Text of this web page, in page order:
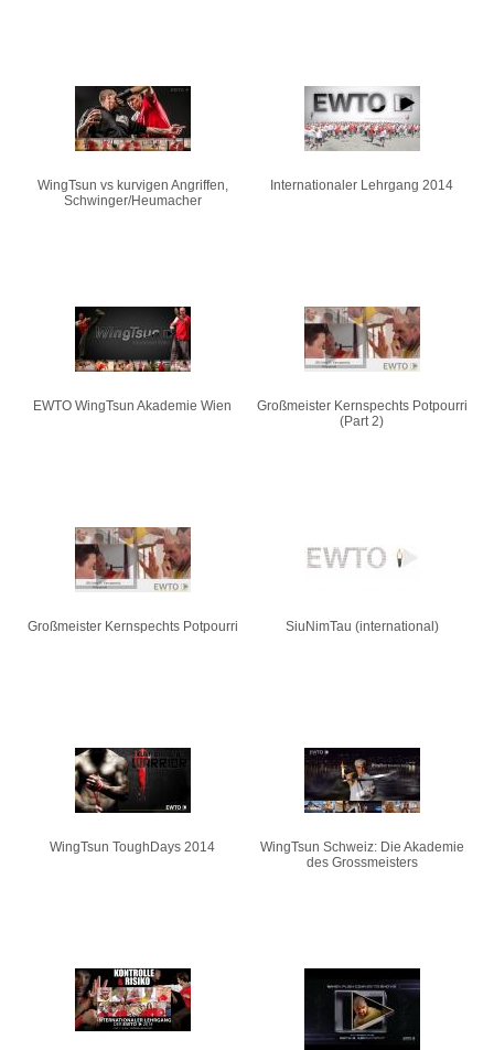
WingTsun vs kurvigen Angriffen,
Schwinger/Heumacher
Internationaler Lehrgang 2014
EWTO WingTsun Akademie Wien
Großmeister Kernspechts Potpourri
(Part 2)
Großmeister Kernspechts Potpourri SiuNimTau (international)
WingTsun ToughDays 2014
WingTsun Schweiz: Die Akademie
des Grossmeisters